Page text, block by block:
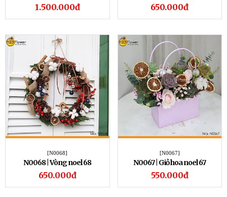
1.500.000đ 650.000đ
[N0068]
N0068 | Vòng noel 68
650.000đ
[N0067]
N0067 | Giỏ hoa noel 67
550.000đ